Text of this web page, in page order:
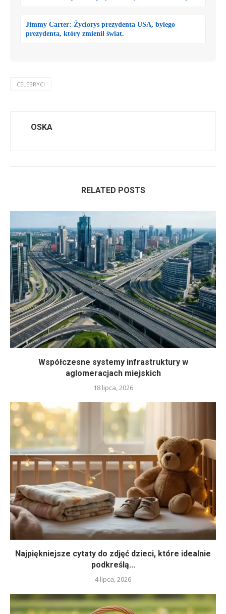
Jimmy Carter: Życiorys prezydenta USA, byłego
prezydenta, który zmienił świat.
CELEBRYCI
OSKA
RELATED POSTS
Współczesne systemy infrastruktury w
aglomeracjach miejskich
18 lipca, 2026
Najpiękniejsze cytaty do zdjęć dzieci, które idealnie
podkreślą...
4 lipca, 2026